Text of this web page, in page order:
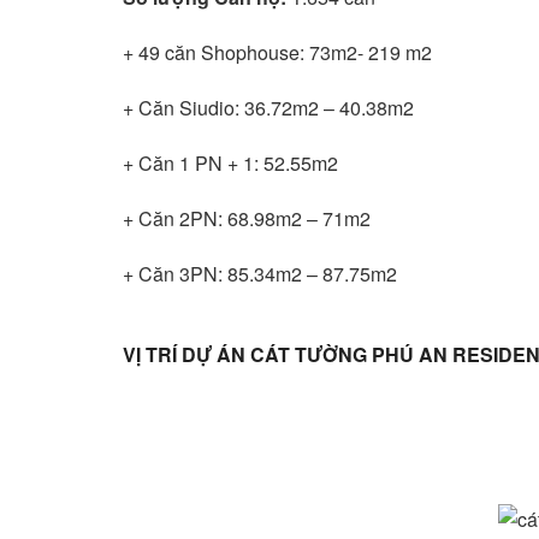
+ 49 căn Shophouse: 73m2- 219 m2
+ Căn Siudio: 36.72m2 – 40.38m2
+ Căn 1 PN + 1: 52.55m2
+ Căn 2PN: 68.98m2 – 71m2
+ Căn 3PN: 85.34m2 – 87.75m2
VỊ TRÍ DỰ ÁN CÁT TƯỜNG PHÚ AN